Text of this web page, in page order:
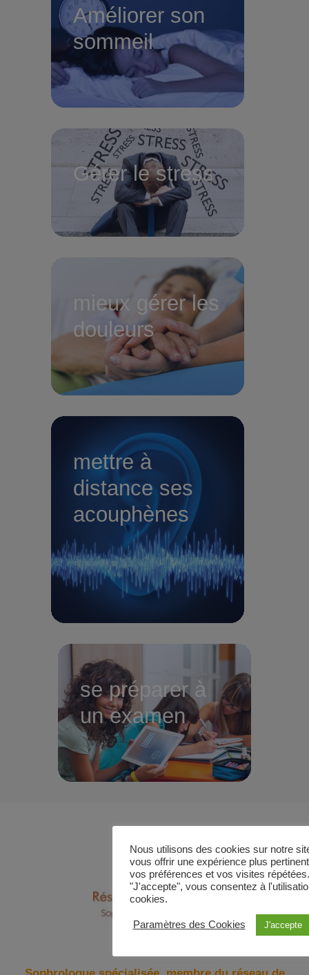
Améliorer son
sommeil
Gérer le stress
mieux gérer les
douleurs
mettre à
distance ses
acouphènes
se préparer à
un examen
Nous utilisons des cookies sur notre
vous offrir une expérience plus
vos préférences et vos visites
"J'accepte", vous consentez à
cookies.
Paramètres des Cookies J'accepte